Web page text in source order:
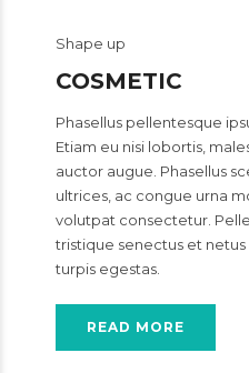
Shape up
COSMETIC
Phasellus pellentesque
Etiam eu nisi lobortis,
auctor augue. Phasellus
ultrices, ac congue urna
volutpat consectetur.
tristique senectus et
turpis egestas.
READ MORE